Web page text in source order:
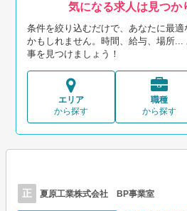
気になる求人は見つか
条件を絞り込むだけで、あなたに最
かもしれません。時間、給与、場所
事を見つけましょう！
エリア
から探す
職種
から探す
正 夏原工業株式会社 BP事業室